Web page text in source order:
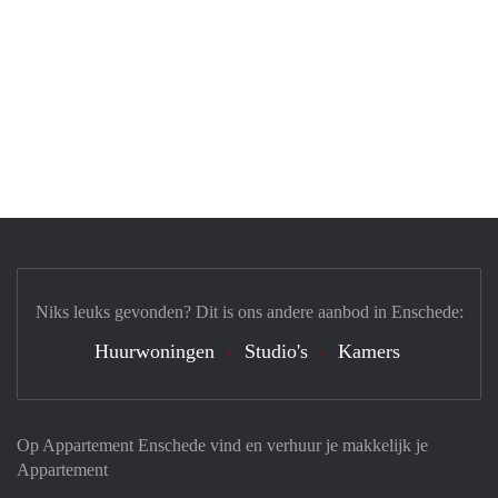
Op Appartement Enschede vind en verhuur je makkelijk je
Appartement
Niks leuks gevonden? Dit is ons andere aanbod in Enschede:
Huurwoningen Studio's Kamers